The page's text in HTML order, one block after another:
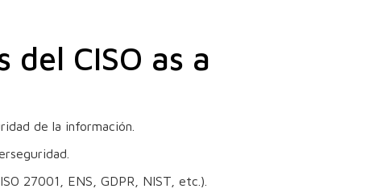
del CISO as a
de la información.
27001, ENS, GDPR, NIST, etc.).